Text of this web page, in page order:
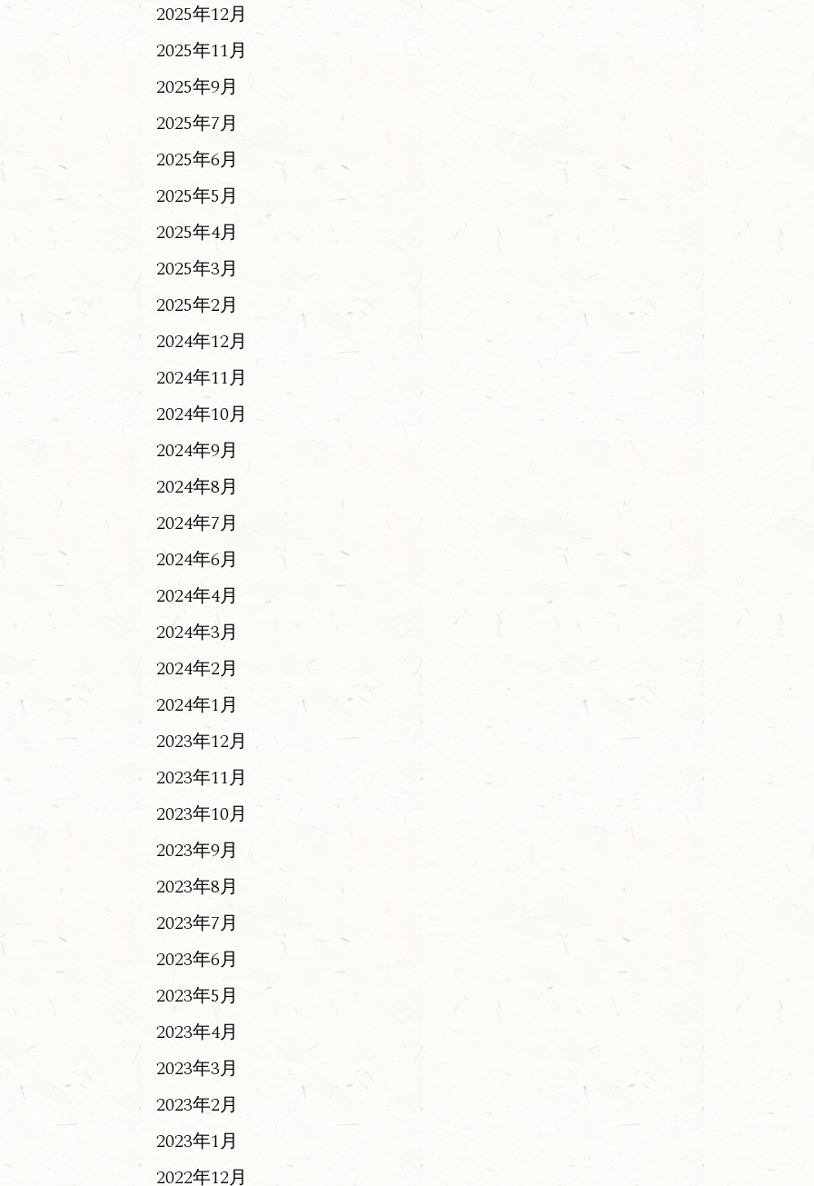
2025年12月
2025年11月
2025年9月
2025年7月
2025年6月
2025年5月
2025年4月
2025年3月
2025年2月
2024年12月
2024年11月
2024年10月
2024年9月
2024年8月
2024年7月
2024年6月
2024年4月
2024年3月
2024年2月
2024年1月
2023年12月
2023年11月
2023年10月
2023年9月
2023年8月
2023年7月
2023年6月
2023年5月
2023年4月
2023年3月
2023年2月
2023年1月
2022年12月